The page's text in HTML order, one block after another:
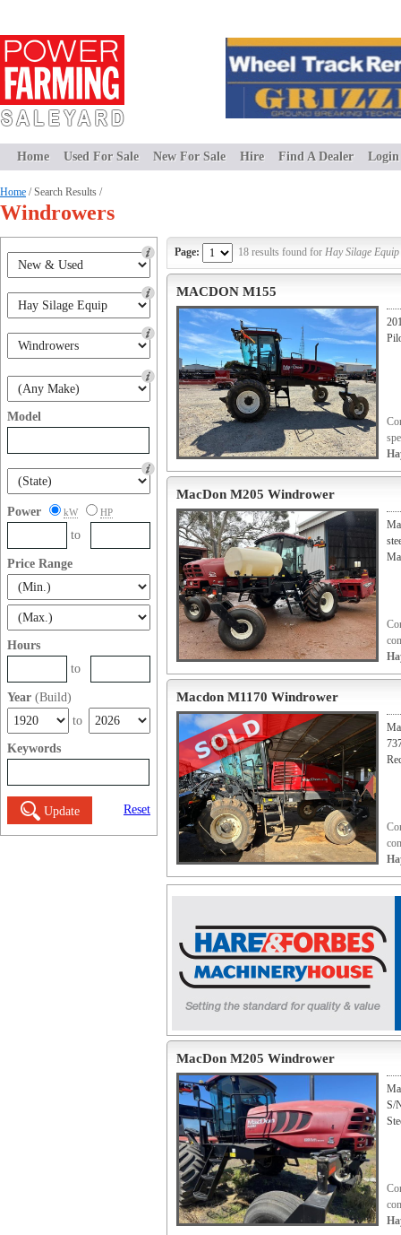
Home Used For Sale New For Sale Hire Find A Dealer Login
Home / Search Results /
Windrowers
Model
Power kW HP
to
Price Range
Hours
to
Year (Build)
to
Keywords
Update Reset
Page: 18 results found for Hay Silage Equip
MACDON M155
MacDon M205 Windrower
Macdon M1170 Windrower
MacDon M205 Windrower
S/